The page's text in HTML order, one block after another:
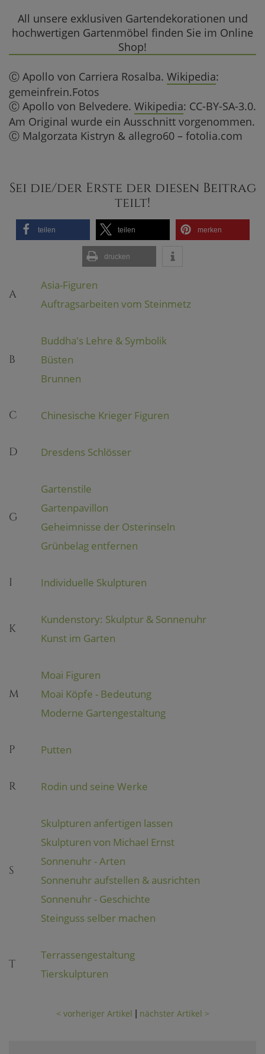
Versandpreis ab
1.300,00 €
JETZT KAUFEN
All unsere exklusiven Gartendekorationen und
hochwertigen Gartenmöbel finden Sie im Online
Shop!
Ⓒ Apollo von Carriera Rosalba. Wikipedia:
gemeinfrein.Fotos
Ⓒ Apollo von Belvedere. Wikipedia: CC-BY-SA-3.0.
Am Original wurde ein Ausschnitt vorgenommen.
Ⓒ Malgorzata Kistryn & allegro60 – fotolia.com
Sei die/der Erste der diesen Beitrag
teilt!
teilen teilen merken
drucken
A
Asia-Figuren
Auftragsarbeiten vom Steinmetz
B
Buddha's Lehre & Symbolik
Büsten
Brunnen
C Chinesische Krieger Figuren
D Dresdens Schlösser
G
Gartenstile
Gartenpavillon
Geheimnisse der Osterinseln
Grünbelag entfernen
I Individuelle Skulpturen
K
Kundenstory: Skulptur & Sonnenuhr
Kunst im Garten
M
Moai Figuren
Moai Köpfe - Bedeutung
Moderne Gartengestaltung
P Putten
R Rodin und seine Werke
S
Skulpturen anfertigen lassen
Skulpturen von Michael Ernst
Sonnenuhr - Arten
Sonnenuhr aufstellen & ausrichten
Sonnenuhr - Geschichte
Steinguss selber machen
T
Terrassengestaltung
Tierskulpturen
< vorheriger Artikel nächster Artikel >